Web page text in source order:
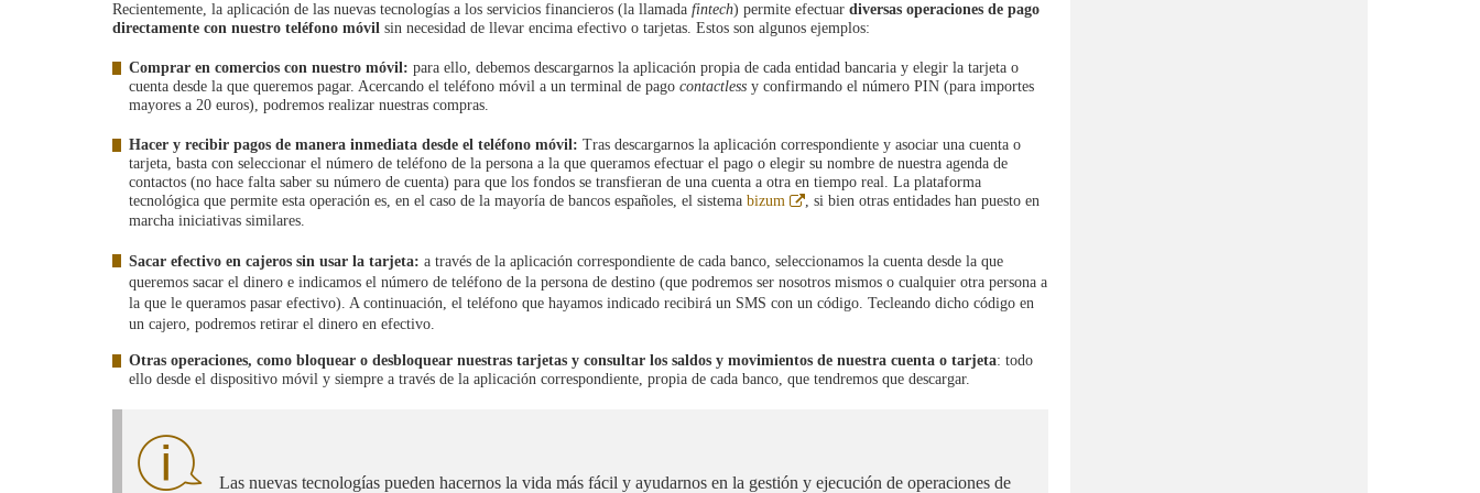
Recientemente, la aplicación de las nuevas tecnologías a los servicios financieros (la llamada fintech) permite efectuar diversas operaciones de pago
directamente con nuestro teléfono móvil sin necesidad de llevar encima efectivo o tarjetas. Estos son algunos ejemplos:
Comprar en comercios con nuestro móvil: para ello, debemos descargarnos la aplicación propia de cada entidad bancaria y elegir la tarjeta o
cuenta desde la que queremos pagar. Acercando el teléfono móvil a un terminal de pago contactless y confirmando el número PIN (para importes
mayores a 20 euros), podremos realizar nuestras compras.
Hacer y recibir pagos de manera inmediata desde el teléfono móvil: Tras descargarnos la aplicación correspondiente y asociar una cuenta o
tarjeta, basta con seleccionar el número de teléfono de la persona a la que queramos efectuar el pago o elegir su nombre de nuestra agenda de
contactos (no hace falta saber su número de cuenta) para que los fondos se transfieran de una cuenta a otra en tiempo real. La plataforma
tecnológica que permite esta operación es, en el caso de la mayoría de bancos españoles, el sistema bizum
Abre
, si bien otras entidades han puesto en
marcha iniciativas similares.
Sacar efectivo en cajeros sin usar la tarjeta: a través de la aplicación correspondiente de cada banco, seleccionamos la cuenta desde la que
queremos sacar el dinero e indicamos el número de teléfono de la persona de destino (que podremos ser nosotros mismos o cualquier otra persona a
la que le queramos pasar efectivo). A continuación, el teléfono que hayamos indicado recibirá un SMS con un código. Tecleando dicho código en
un cajero, podremos retirar el dinero en efectivo.
Otras operaciones, como bloquear o desbloquear nuestras tarjetas y consultar los saldos y movimientos de nuestra cuenta o tarjeta: todo
ello desde el dispositivo móvil y siempre a través de la aplicación correspondiente, propia de cada banco, que tendremos que descargar.
Las nuevas tecnologías pueden hacernos la vida más fácil y ayudarnos en la gestión y ejecución de operaciones de